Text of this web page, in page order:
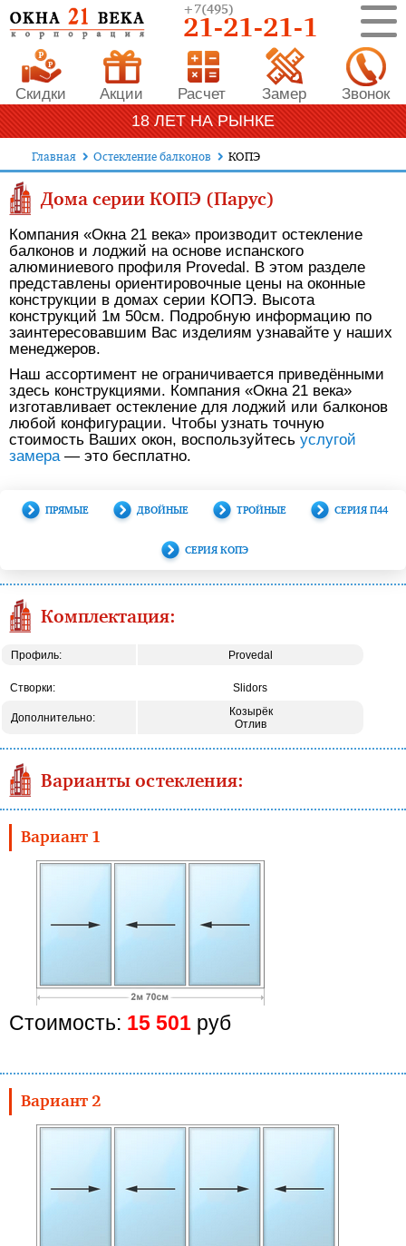
+7(495)
21-21-21-1
Скидки Акции Расчет Замер Звонок
18 ЛЕТ НА РЫНКЕ
Главная Остекление балконов КОПЭ
Дома серии КОПЭ (Парус)
Компания «Окна 21 века» производит остекление
балконов и лоджий на основе испанского
алюминиевого профиля Provedal. В этом разделе
представлены ориентировочные цены на оконные
конструкции в домах серии КОПЭ. Высота
конструкций 1м 50см. Подробную информацию по
заинтересовавшим Вас изделиям узнавайте у наших
менеджеров.
Наш ассортимент не ограничивается приведёнными
здесь конструкциями. Компания «Окна 21 века»
изготавливает остекление для лоджий или балконов
любой конфигурации. Чтобы узнать точную
стоимость Ваших окон, воспользуйтесь услугой
замера— это бесплатно.
ПРЯМЫЕ ДВОЙНЫЕ ТРОЙНЫЕ СЕРИЯ П44
СЕРИЯ КОПЭ
Комплектация:
Профиль: Provedal
Створки: Slidors
Дополнительно:
Козырёк
Отлив
Варианты остекления:
Вариант 1
Стоимость: 15 501 руб
Вариант 2